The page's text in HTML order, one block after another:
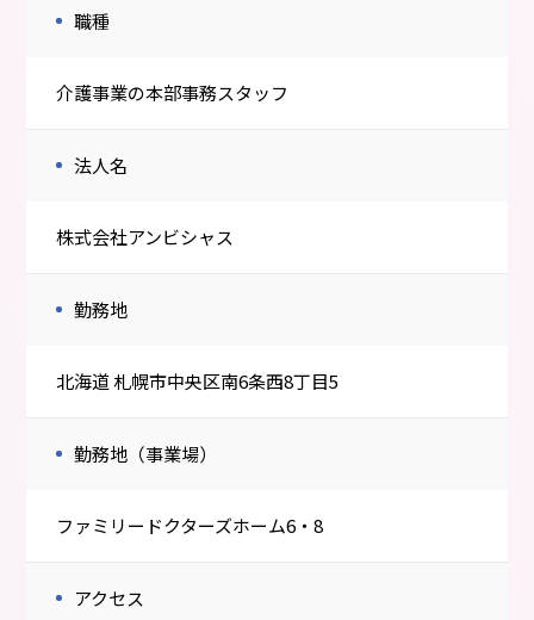
職種
介護事業の本部事務スタッフ
法人名
株式会社アンビシャス
勤務地
北海道 札幌市中央区南6条西8丁目5
勤務地（事業場）
ファミリードクターズホーム6・8
アクセス